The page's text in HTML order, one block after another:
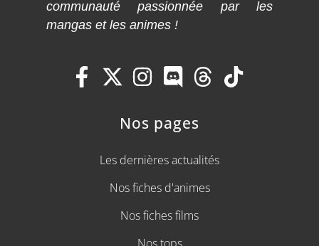
communauté passionnée par les
mangas et les animes !
Nos pages
Les dernières actualités
Nos fiches d'animes
Nos fiches films